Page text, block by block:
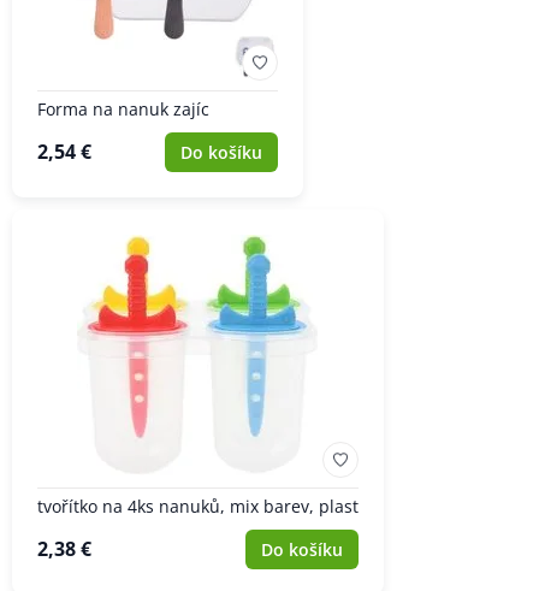
Forma na nanuk zajíc
2,54 € Do košíku
tvořítko na 4ks nanuků, mix barev, plast
2,38 € Do košíku